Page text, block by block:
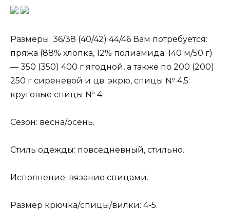
Размеры: 36/38 (40/42) 44/46 Вам потребуется:
пряжа (88% хлопка, 12% полиамида; 140 м/50 г)
— 350 (350) 400 г ягодной, а также по 200 (200)
250 г сиреневой и цв. экрю, спицы № 4,5:
круговые спицы № 4.
Сезон: весна/осень.
Стиль одежды: повседневный, стильно.
Исполнение: вязание спицами.
Размер крючка/спицы/вилки: 4-5.